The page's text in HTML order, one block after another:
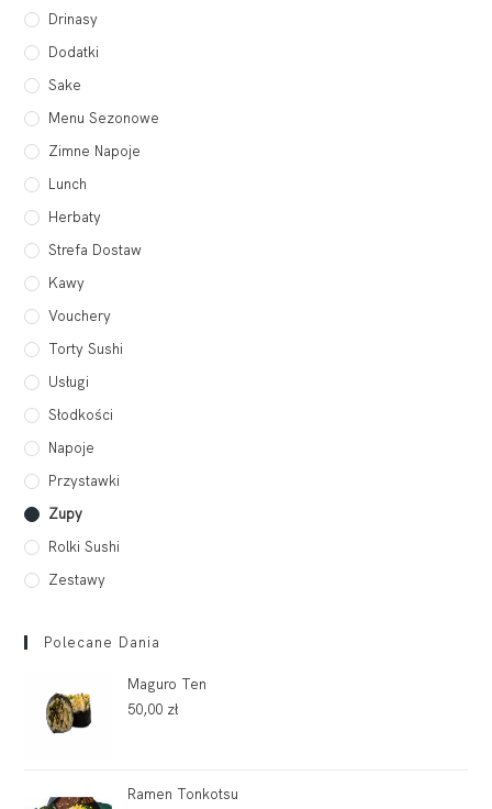
Drinasy
Dodatki
Sake
Menu Sezonowe
Zimne Napoje
Lunch
Herbaty
Strefa Dostaw
Kawy
Vouchery
Torty Sushi
Usługi
Słodkości
Napoje
Przystawki
Zupy
Rolki Sushi
Zestawy
Polecane Dania
Maguro Ten
50,00 zł
Ramen Tonkotsu